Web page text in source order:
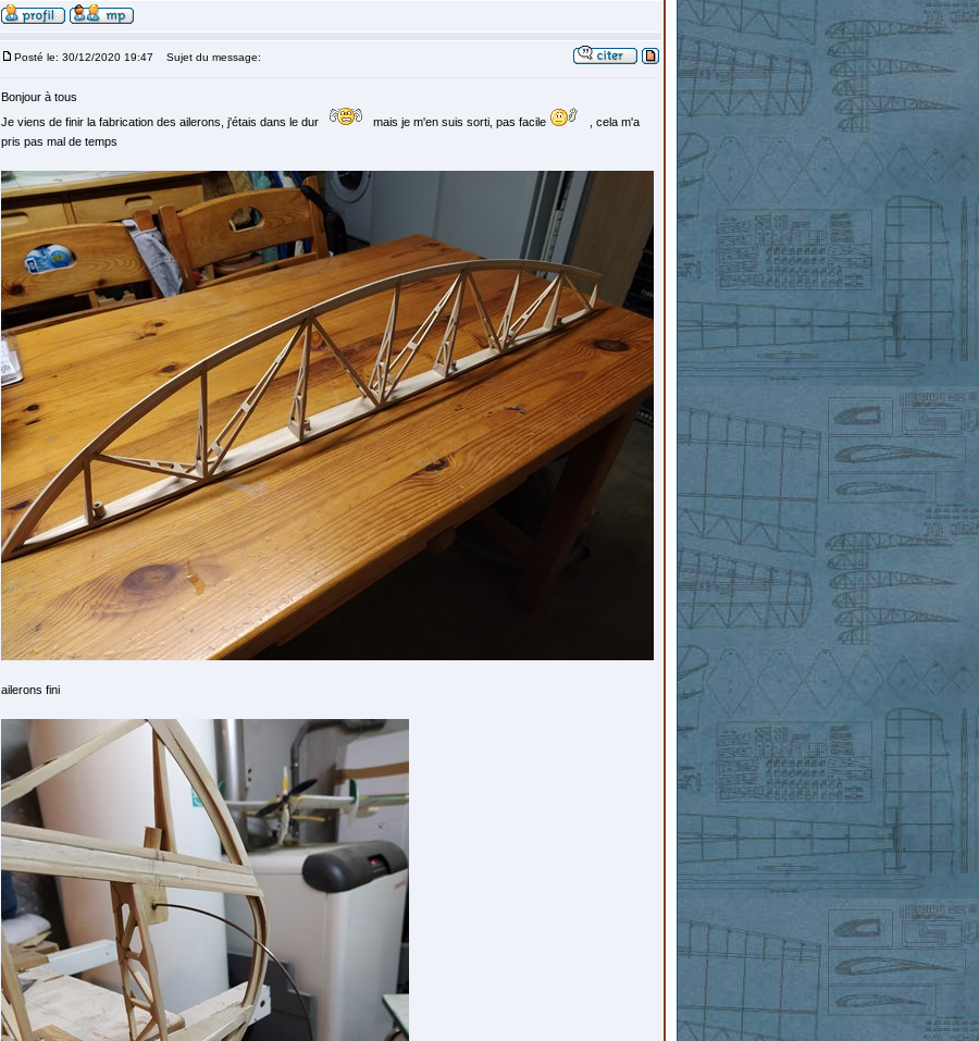
Posté le: 30/12/2020 19:47 Sujet du message:
Bonjour à tous
Je viens de finir la fabrication des ailerons, j'étais dans le dur
mais je m'en suis sorti, pas facile
, cela m'a
pris pas mal de temps
ailerons fini